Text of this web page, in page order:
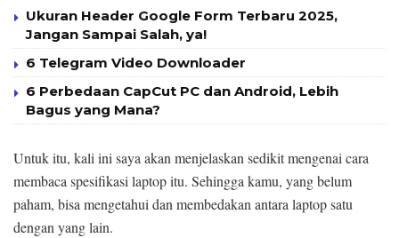
Ukuran Header Google Form Terbaru 2025,
Jangan Sampai Salah, ya!
6 Telegram Video Downloader
6 Perbedaan CapCut PC dan Android, Lebih
Bagus yang Mana?
Untuk itu, kali ini saya akan menjelaskan sedikit mengenai cara
membaca spesifikasi laptop itu. Sehingga kamu, yang belum
paham, bisa mengetahui dan membedakan antara laptop satu
dengan yang lain.